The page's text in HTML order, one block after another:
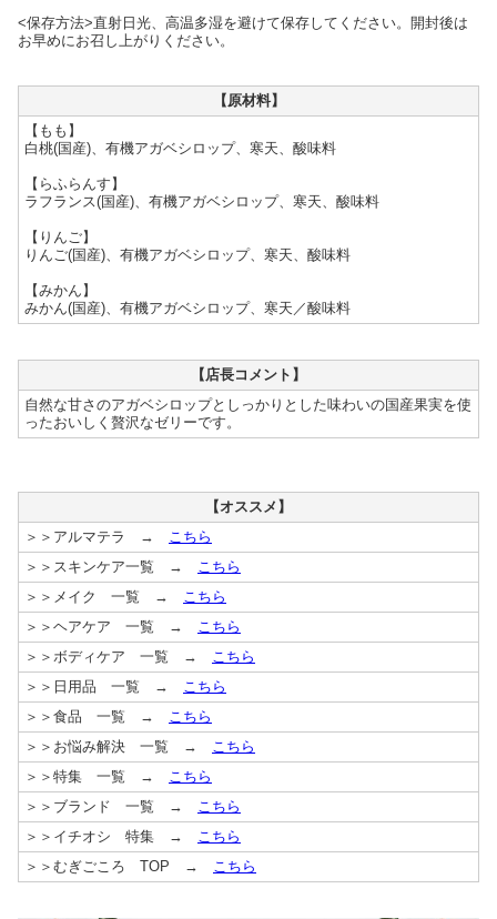
<保存方法>直射日光、高温多湿を避けて保存してください。開封後は
お早めにお召し上がりください。
【原材料】
【もも】
白桃(国産)、有機アガベシロップ、寒天、酸味料
【らふらんす】
ラフランス(国産)、有機アガベシロップ、寒天、酸味料
【りんご】
りんご(国産)、有機アガベシロップ、寒天、酸味料
【みかん】
みかん(国産)、有機アガベシロップ、寒天／酸味料
【店長コメント】
自然な甘さのアガベシロップとしっかりとした味わいの国産果実を使
ったおいしく贅沢なゼリーです。
【オススメ】
＞＞アルマテラ →
こちら
＞＞スキンケア一覧 →
こちら
＞＞メイク 一覧 →
こちら
＞＞ヘアケア 一覧 →
こちら
＞＞ボディケア 一覧 →
こちら
＞＞日用品 一覧 →
こちら
＞＞食品 一覧 →
こちら
＞＞お悩み解決 一覧 →
こちら
＞＞特集 一覧 →
こちら
＞＞ブランド 一覧 →
こちら
＞＞イチオシ 特集 →
こちら
＞＞むぎごころ TOP →
こちら